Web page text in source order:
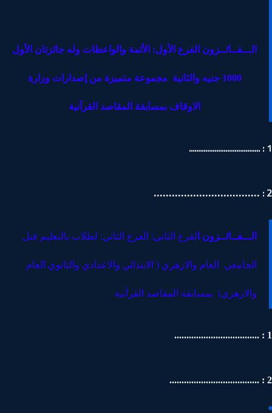
الـــفــائــزون الفرع الأول: الأئمة والواعظات وله جائزتان الأول
1000 جنيه والثانية مجموعة متميزة من إصدارات وزارة
الاوقاف بمسابقة المقاصد القرآنية
...................................
الـــفــائــزون الفرع الثاني: الفرع الثاني: لطلاب بالتعليم قبل
الجامعي العام والازهري ( الابتدائي والاعدادي والثانوي العام
والازهري) بمسابقة المقاصد القرآنية